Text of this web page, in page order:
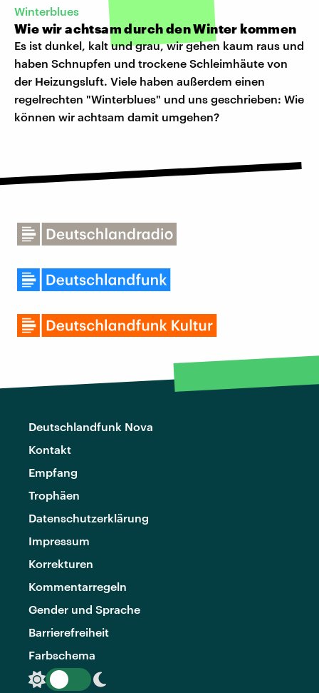
Winterblues
Wie wir achtsam durch den Winter kommen
Es ist dunkel, kalt und grau, wir gehen kaum raus und
haben Schnupfen und trockene Schleimhäute von
der Heizungsluft. Viele haben außerdem einen
regelrechten "Winterblues" und uns geschrieben: Wie
können wir achtsam damit umgehen?
Deutschlandfunk Nova
Kontakt
Empfang
Trophäen
Datenschutzerklärung
Impressum
Korrekturen
Kommentarregeln
Gender und Sprache
Barrierefreiheit
Farbschema